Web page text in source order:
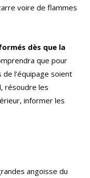
voire de flammes
dès que la
que pour
l’équipage soient
résoudre les
informer les
angoisse du